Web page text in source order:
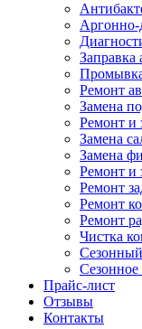
Аргонно-
Заправка
Ремонт
Замена
Ремонт и
Замена
Замена
Ремонт и
Ремонт
Ремонт
Ремонт
Чистка
Прайс-лист
Отзывы
Контакты